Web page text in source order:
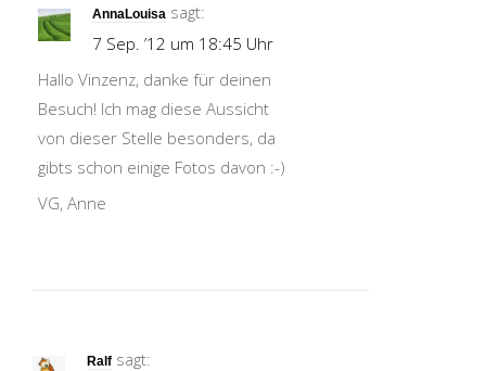
AnnaLouisa sagt:
7 Sep. ’12 um 18:45 Uhr
Hallo Vinzenz, danke für deinen
Besuch! Ich mag diese Aussicht
von dieser Stelle besonders, da
gibts schon einige Fotos davon :-)
VG, Anne
Ralf sagt: